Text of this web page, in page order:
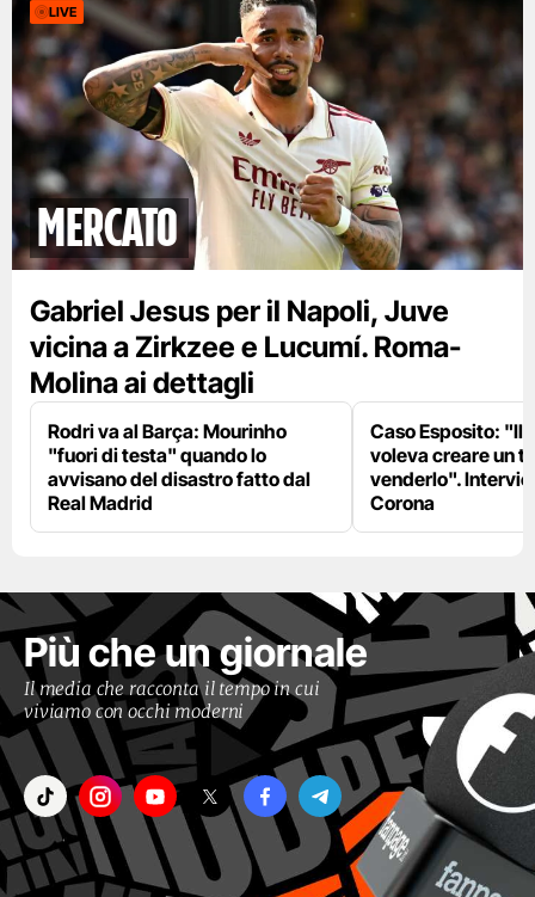
LIVE
mercato
Gabriel Jesus per il Napoli, Juve
vicina a Zirkzee e Lucumí. Roma-
Molina ai dettagli
Rodri va al Barça: Mourinho
"fuori di testa" quando lo
avvisano del disastro fatto dal
Real Madrid
Caso Esposito: "Il
voleva creare un
venderlo".
Corona
Più che un giornale
Il media che racconta il tempo in cui
viviamo con occhi moderni